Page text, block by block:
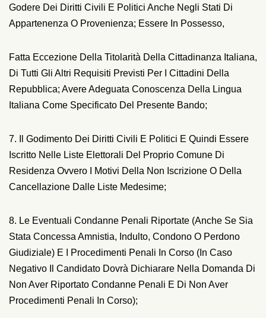
Godere Dei Diritti Civili E Politici Anche Negli Stati Di
Appartenenza O Provenienza; Essere In Possesso,
Fatta Eccezione Della Titolarità Della Cittadinanza Italiana,
Di Tutti Gli Altri Requisiti Previsti Per I Cittadini Della
Repubblica; Avere Adeguata Conoscenza Della Lingua
Italiana Come Specificato Del Presente Bando;
7. Il Godimento Dei Diritti Civili E Politici E Quindi Essere
Iscritto Nelle Liste Elettorali Del Proprio Comune Di
Residenza Ovvero I Motivi Della Non Iscrizione O Della
Cancellazione Dalle Liste Medesime;
8. Le Eventuali Condanne Penali Riportate (anche Se Sia
Stata Concessa Amnistia, Indulto, Condono O Perdono
Giudiziale) E I Procedimenti Penali In Corso (in Caso
Negativo Il Candidato Dovrà Dichiarare Nella Domanda Di
Non Aver Riportato Condanne Penali E Di Non Aver
Procedimenti Penali In Corso);